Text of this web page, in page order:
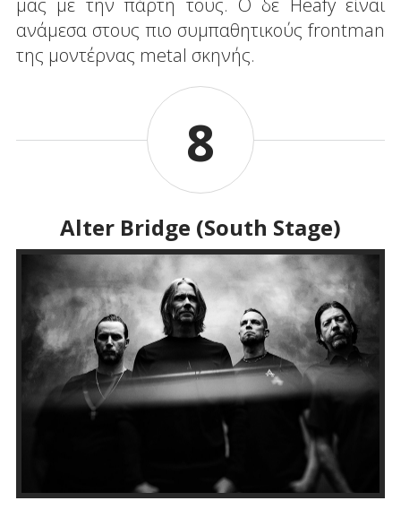
ανάμεσα στους πιο συμπαθητικούς frontman
της μοντέρνας metal σκηνής.
8
Alter Bridge (South Stage)